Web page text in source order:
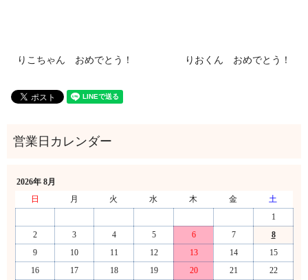
りこちゃん おめでとう！ りおくん おめでとう！
2026年 8月
日
月 火 水 木 金
土
1
2
3 4 5 6 7
8
9
10 11 12 13 14
15
16
17 18 19 20 21
22